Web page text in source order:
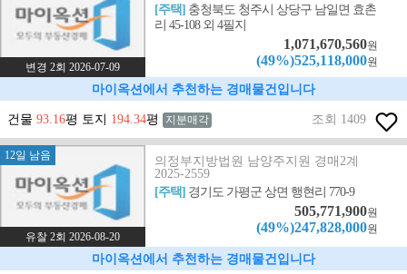
변경 2회 2026-07-09
[주택] 충청북도 청주시 상당구 남일면 효촌
리 45-108 외 4필지
1,071,670,560원
(49%)525,118,000원
마이옥션에서 추천하는 경매물건입니다
건물 93.16평 토지 194.34평 지분매각 조회 1409
12일 남음
유찰 2회 2026-08-20
의정부지방법원 남양주지원 경매2계
2025-2559
[주택] 경기도 가평군 상면 행현리 770-9
505,771,900원
(49%)247,828,000원
마이옥션에서 추천하는 경매물건입니다